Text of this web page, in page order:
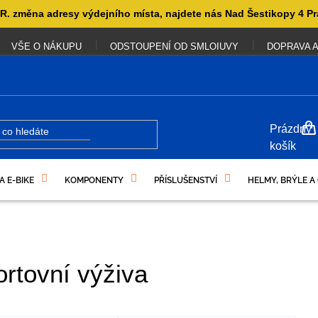
změna adresy výdejního místa, najdete nás Nad Šestikopy 4
VŠE O NÁKUPU ODSTOUPENÍ OD SMLOIUVY DOPRAVA
KOŠÍK
Prázdný
košík
E-BIKE KOMPONENTY PŘÍSLUŠENSTVÍ HELMY, BRÝLE A
výživa